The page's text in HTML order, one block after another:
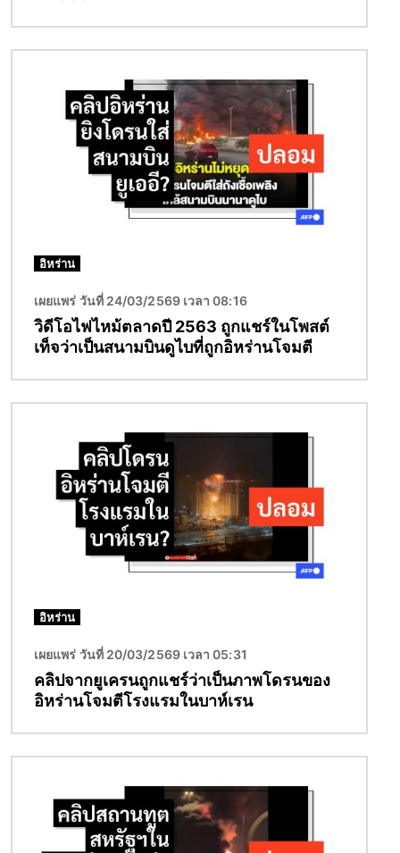
อิหร่าน
เผยแพร่ วันที่ 24/03/2569 เวลา 08:16
วิดีโอไฟไหม้ตลาดปี 2563 ถูกแชร์ในโพสต์
เท็จว่าเป็นสนามบินดูไบที่ถูกอิหร่านโจมตี
อิหร่าน
เผยแพร่ วันที่ 20/03/2569 เวลา 05:31
คลิปจากยูเครนถูกแชร์ว่าเป็นภาพโดรนของ
อิหร่านโจมตีโรงแรมในบาห์เรน